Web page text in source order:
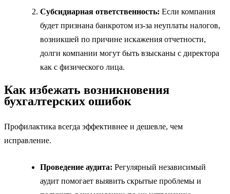
Субсидиарная ответственность: Если компания
будет признана банкротом из-за неуплаты налогов,
возникшей по причине искажения отчетности,
долги компании могут быть взысканы с директора
как с физического лица.
Как избежать возникновения
бухгалтерских ошибок
Профилактика всегда эффективнее и дешевле, чем
исправление.
Проведение аудита: Регулярный независимый
аудит помогает выявить скрытые проблемы и